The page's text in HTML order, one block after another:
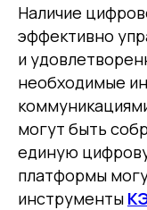
Наличие
эффективно
и
необходимые
могут быть
единую
платформы
инструменты